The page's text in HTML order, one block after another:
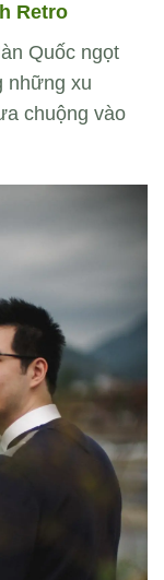
Retro
Quốc ngọt
những xu
chuộng vào